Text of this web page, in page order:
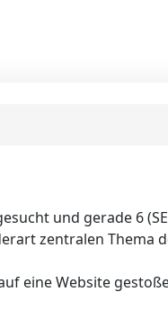
und gerade 6
zentralen Thema
eine Website